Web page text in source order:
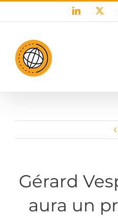
LinkedIn
Gérard
aura un